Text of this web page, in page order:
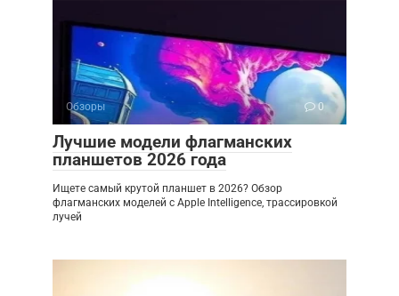
Обзоры 0
Лучшие модели флагманских
планшетов 2026 года
Ищете самый крутой планшет в 2026? Обзор
флагманских моделей с Apple Intelligence, трассировкой
лучей